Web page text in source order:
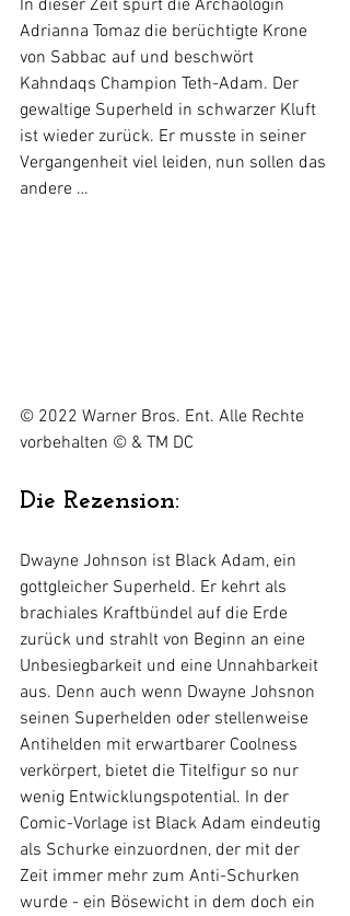
In dieser Zeit spürt die Archäologin
Adrianna Tomaz die berüchtigte Krone
von Sabbac auf und beschwört
Kahndaqs Champion Teth-Adam. Der
gewaltige Superheld in schwarzer Kluft
ist wieder zurück. Er musste in seiner
Vergangenheit viel leiden, nun sollen das
andere …
© 2022 Warner Bros. Ent. Alle Rechte
vorbehalten © & TM DC
Die Rezension:
Dwayne Johnson ist Black Adam, ein
gottgleicher Superheld. Er kehrt als
brachiales Kraftbündel auf die Erde
zurück und strahlt von Beginn an eine
Unbesiegbarkeit und eine Unnahbarkeit
aus. Denn auch wenn Dwayne Johsnon
seinen Superhelden oder stellenweise
Antihelden mit erwartbarer Coolness
verkörpert, bietet die Titelfigur so nur
wenig Entwicklungspotential. In der
Comic-Vorlage ist Black Adam eindeutig
als Schurke einzuordnen, der mit der
Zeit immer mehr zum Anti-Schurken
wurde - ein Bösewicht in dem doch ein